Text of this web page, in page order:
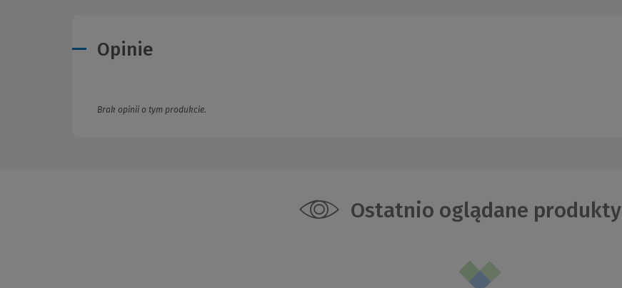
Opinie
Brak opinii o tym produkcie.
Ostatnio oglądane produkty